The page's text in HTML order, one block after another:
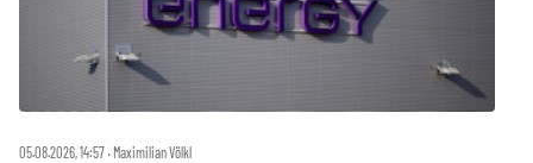
05.08.2026, 14:57 ‧ Maximilian Völkl